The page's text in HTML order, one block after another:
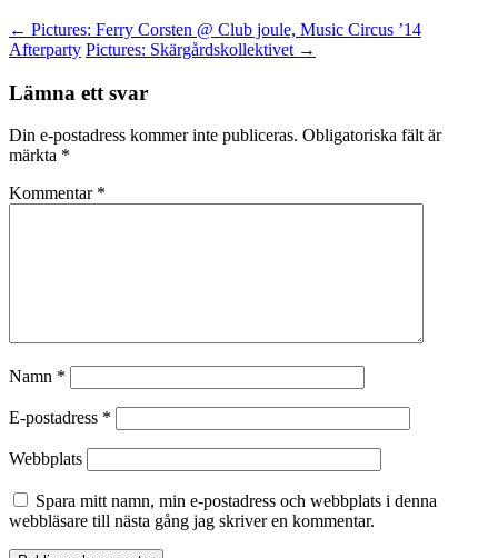
← Pictures: Ferry Corsten @ Club joule, Music Circus ’14
Afterparty Pictures: Skärgårdskollektivet →
Lämna ett svar
Din e-postadress kommer inte publiceras. Obligatoriska fält är
märkta *
Kommentar *
Namn *
E-postadress *
Webbplats
Spara mitt namn, min e-postadress och webbplats i denna
webbläsare till nästa gång jag skriver en kommentar.